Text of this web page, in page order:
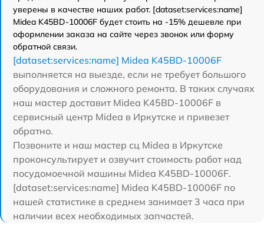
уверены в качестве наших работ. [dataset:services:name]
Midea K45BD-10006F будет стоить на -15% дешевле при
оформлении заказа на сайте через звонок или форму
обратной связи.
[dataset:services:name] Midea K45BD-10006F
выполняется на выезде, если не требует большого
оборудования и сложного ремонта. В таких случаях
наш мастер доставит Midea K45BD-10006F в
сервисный центр Midea в Иркутске и привезет
обратно.
Позвоните и наш мастер сц Midea в Иркутске
проконсультирует и озвучит стоимость работ над
посудомоечной машины Midea K45BD-10006F.
[dataset:services:name] Midea K45BD-10006F по
нашей статистике в среднем занимает 3 часа при
наличии всех необходимых запчастей.